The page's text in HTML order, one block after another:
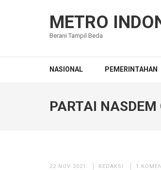
METRO
Berani Tampil Beda
NASIONAL PEMERINTAHAN
PARTAI
22 NOV 2021 REDAKSI 1